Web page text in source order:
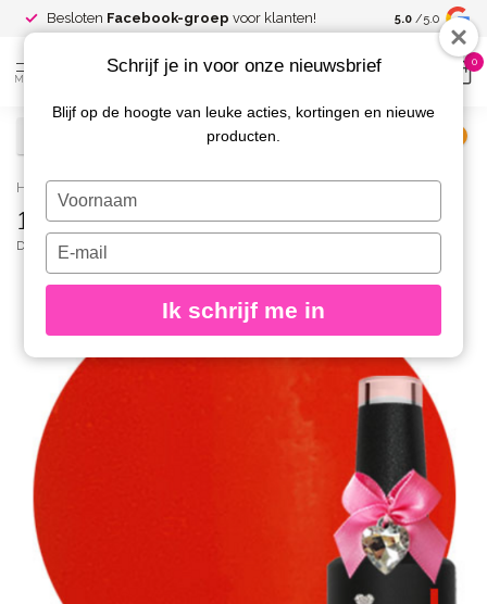
Besloten Facebook-groep voor klanten! Spaar voor
kortingen
5.0 /5.0
MENU
0
Home / 183 Gellak Trap Chili 10 ml.
183 Gellak Trap Chili 10 ml.
DIVA
Schrijf je in voor onze nieuwsbrief
Blijf op de hoogte van leuke acties, kortingen en nieuwe
producten.
Typ
je
naam
Typ
je
e-
in
Ik schrijf me in